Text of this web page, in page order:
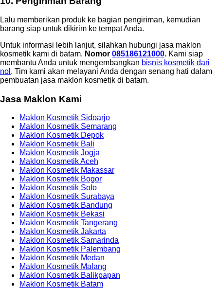
Lalu memberikan produk ke bagian pengiriman, kemudian
barang siap untuk dikirim ke tempat Anda.
Untuk informasi lebih lanjut, silahkan hubungi jasa maklon
kosmetik kami di batam. Nomor 085186121000. Kami siap
membantu Anda untuk mengembangkan bisnis kosmetik dari
nol . Tim kami akan melayani Anda dengan senang hati dalam
pembuatan jasa maklon kosmetik di batam.
Jasa Maklon Kami
Maklon Kosmetik Sidoarjo
Maklon Kosmetik Semarang
Maklon Kosmetik Depok
Maklon Kosmetik Bali
Maklon Kosmetik Jogja
Maklon Kosmetik Aceh
Maklon Kosmetik Makassar
Maklon Kosmetik Bogor
Maklon Kosmetik Solo
Maklon Kosmetik Surabaya
Maklon Kosmetik Bandung
Maklon Kosmetik Bekasi
Maklon Kosmetik Tangerang
Maklon Kosmetik Jakarta
Maklon Kosmetik Samarinda
Maklon Kosmetik Palembang
Maklon Kosmetik Medan
Maklon Kosmetik Malang
Maklon Kosmetik Balikpapan
Maklon Kosmetik Batam